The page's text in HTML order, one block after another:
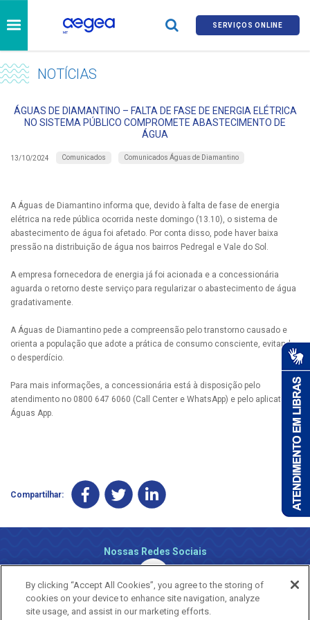
SERVIÇOS ONLINE
NOTÍCIAS
ÁGUAS DE DIAMANTINO – FALTA DE FASE DE ENERGIA ELÉTRICA
NO SISTEMA PÚBLICO COMPROMETE ABASTECIMENTO DE
ÁGUA
13/10/2024 Comunicados Comunicados Águas de Diamantino
A Águas de Diamantino informa que, devido à falta de fase de energia
elétrica na rede pública ocorrida neste domingo (13.10), o sistema de
abastecimento de água foi afetado. Por conta disso, pode haver baixa
pressão na distribuição de água nos bairros Pedregal e Vale do Sol.
A empresa fornecedora de energia já foi acionada e a concessionária
aguarda o retorno deste serviço para regularizar o abastecimento de água
gradativamente.
A Águas de Diamantino pede a compreensão pelo transtorno causado e
orienta a população que adote a prática de consumo consciente, evitando
o desperdício.
Para mais informações, a concessionária está à disposição pelo
atendimento no 0800 647 6060 (Call Center e WhatsApp) e pelo aplicativo
Águas App.
Compartilhar:
Nossas Redes Sociais
By clicking “Accept All Cookies”, you agree to the storing of
cookies on your device to enhance site navigation, analyze
site usage, and assist in our marketing efforts.